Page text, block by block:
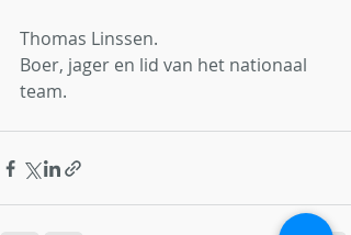
Thomas Linssen.
Boer, jager en lid van het nationaal
team.